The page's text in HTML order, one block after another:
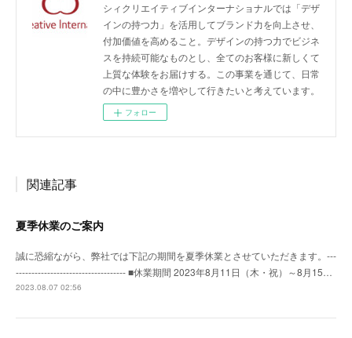
シィクリエイティブインターナショナルでは「デザ
インの持つ力」を活用してブランド力を向上させ、
付加価値を高めること。デザインの持つ力でビジネ
スを持続可能なものとし、全てのお客様に新しくて
上質な体験をお届けする。この事業を通じて、日常
の中に豊かさを増やして行きたいと考えています。
フォロー
関連記事
夏季休業のご案内
誠に恐縮ながら、弊社では下記の期間を夏季休業とさせていただきます。---
----------------------------------- ■休業期間 2023年8月11日（木・祝）～8月15…
2023.08.07 02:56